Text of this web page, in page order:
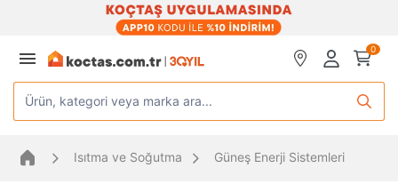
0
Ürün, kategori veya marka ara...
Isıtma ve Soğutma Güneş Enerji Sistemleri